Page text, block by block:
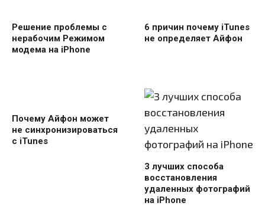
Решение проблемы с
нерабочим Режимом
модема на iPhone
6 причин почему iTunes
не определяет Айфон
Почему Айфон может
не синхронизироваться
с iTunes
3 лучших способа
восстановления
удаленных фотографий
на iPhone